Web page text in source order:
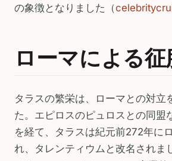
の象徴となりました（
ローマによる
タラスの繁栄は、ローマとの対立
た。エピロスのピュロスとの同盟
を経て、タラスは紀元前272年に
れ、タレンティウムと改名されま